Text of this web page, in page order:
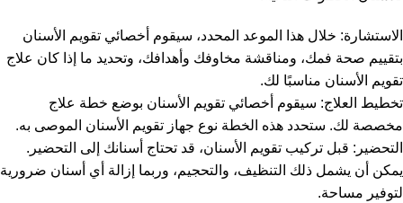
الاستشارة: خلال هذا الموعد المحدد، سيقوم أخصائي تقويم الأسنان
بتقييم صحة فمك، ومناقشة مخاوفك وأهدافك، وتحديد ما إذا كان علاج
تقويم الأسنان مناسبًا لك.
تخطيط العلاج: سيقوم أخصائي تقويم الأسنان بوضع خطة علاج
مخصصة لك. ستحدد هذه الخطة نوع جهاز تقويم الأسنان الموصى به.
التحضير: قبل تركيب تقويم الأسنان، قد تحتاج أسنانك إلى التحضير.
يمكن أن يشمل ذلك التنظيف، والتحجيم، وربما إزالة أي أسنان ضرورية
لتوفير مساحة.